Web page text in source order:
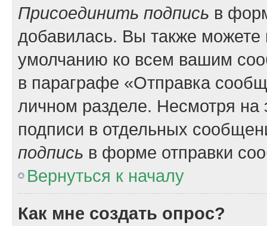
Присоединить подпись в
добавилась. Вы также можете
умолчанию ко всем вашим
в параграфе «Отправка
личном разделе. Несмотря на
подписи в отдельных
подпись в форме отправки
Вернуться к началу
Как мне создать опрос?